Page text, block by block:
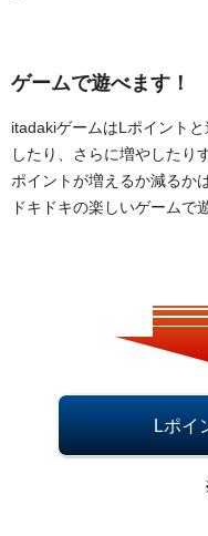
ゲームで遊べます！
itadakiゲームはLポイント
したり、さらに増やしたり
ポイントが増えるか減るか
ドキドキの楽しいゲームで
Lポイ